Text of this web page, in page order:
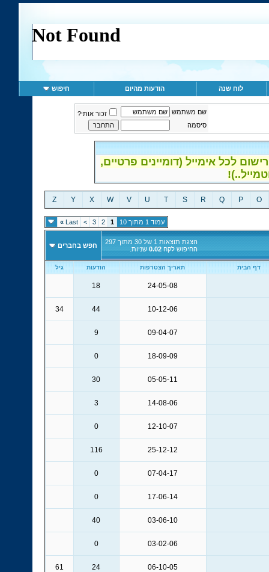
לוח שנה הודעות מהיום חיפוש
שם משתמש
זכור אותי?
סיסמה
לכל אימייל (דומיינים פרטיים,
O
P
Q
R
S
T
U
V
W
X
Y
Z
עמוד 1 מתוך 10 1
2
3
>
Last
»
הצגת תוצאות 1 של 30 מתוך 297
החיפוש לקח0.02 שניות. חפש בחברים
דף הבית תאריך הצטרפות הודעות גיל
24-05-08
18
10-12-06
44
34
09-04-07
9
18-09-09
0
05-05-11
30
14-08-06
3
12-10-07
0
25-12-12
116
07-04-17
0
17-06-14
0
03-06-10
40
03-02-06
0
06-10-05
24
61